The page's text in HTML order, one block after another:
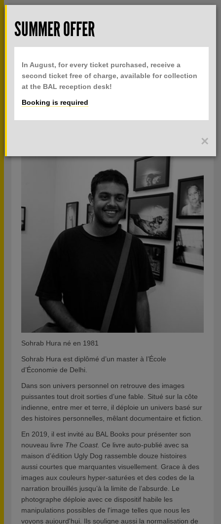
Skip to main content
TOGGLE
NAVIGATION
MENU
TICKETS
SOHRAB HURA
Sohrab Hura né en 1981
Sohrab Hura est diplômé d’un master à l’École
d’Économie de Delhi.
Dans son univers personnel on retrouve des images
puissantes tout droit sorties d’une fable. Situé sur la côte
indienne, entre mer et terre, il déploie un univers basé sur
des histoires personnelles, mêlant documentaire et fiction.
En 2019, il est invité au BAL Books pour présenter son
nouveau livre The Coast. Ce livre auto-publié avec sa
maison d’édition Ugly Dog rassemble douze histoires
aussi courtes que marquantes visuellement. Grace à des
images aux couleurs hyper-saturées et des codes de la
narration brouillés jusqu’à la limite de l’absurde. Le
photographe déploie avec ce dispositif habile les
manipulations possibles de l'image telles que nous les
voyons aujourd'hui. Ils souligne aussi la normalisation de
SUMMER OFFER
In August, for every ticket purchased, receive a
second ticket free of charge, available for collection
at the BAL reception desk!
Booking is required
×